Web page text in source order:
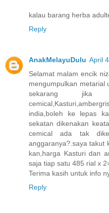
kalau barang herba
Reply
AnakMelayuDulu April
Selamat malam encik
mengumpulkan metarial
sekarang
india,boleh ke lepas
sekatan dikenakan
cemical ada tak
anggaranya?.saya takut
kan,harga Kasturi dan
saja tiap satu 485 rial x
Terima kasih untuk info
Reply